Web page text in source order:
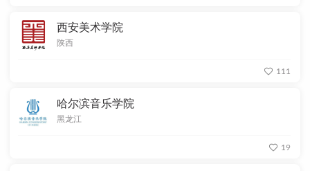
西安美术学院
陕西
111
哈尔滨音乐学院
黑龙江
19